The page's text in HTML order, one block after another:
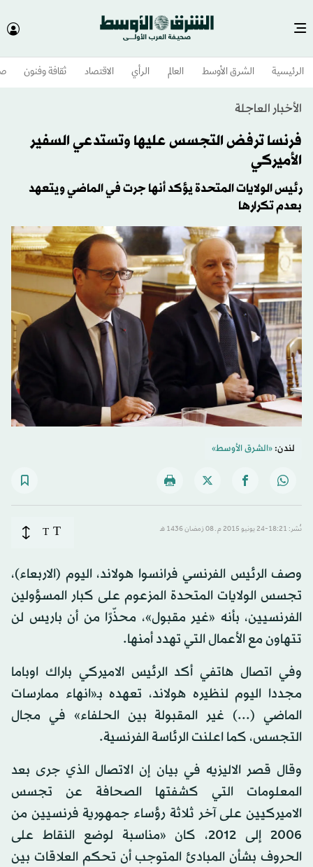
الرئيسية الشرق الأوسط​ العالم الرأي الاقتصاد ثقافة وفنون
الأخبار العاجلة
فرنسا ترفض التجسس عليها وتستدعي السفير
الأميركي
رئيس الولايات المتحدة يؤكد أنها جرت في الماضي ويتعهد
بعدم تكرارها
لندن:«الشرق الأوسط»
نُشر: 18:21-24 يونيو 2015 م ـ 08 رَمضان 1436 هـ T
T
وصف الرئيس الفرنسي فرانسوا هولاند، اليوم (الاربعاء)،
تجسس الولايات المتحدة المزعوم على كبار المسؤولين
الفرنسيين، بأنه «غير مقبول»، محذّرًا من أن باريس لن
تتهاون مع الأعمال التي تهدد أمنها.
وفي اتصال هاتفي أكد الرئيس الاميركي باراك اوباما
مجددا اليوم لنظيره هولاند، تعهده بـ«انهاء ممارسات
الماضي (...) غير المقبولة بين الحلفاء» في مجال
التجسس، كما اعلنت الرئاسة الفرنسية.
وقال قصر الاليزيه في بيان إن الاتصال الذي جرى بعد
المعلومات التي كشفتها الصحافة عن تجسس
الاميركيين على آخر ثلاثة رؤساء جمهورية فرنسيين من
2006 إلى 2012، كان «مناسبة لوضع النقاط على
الحروف بشأن المبادئ المتوجب أن تحكم العلاقات بين